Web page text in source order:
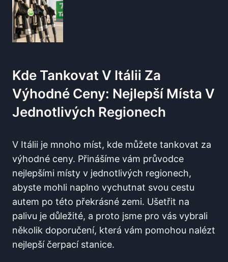
Kde⁢ Tankovat V Itálii Za
Výhodné Ceny: Nejlepší Místa ⁣v
Jednotlivých Regionech
V Itálii je mnoho míst, kde můžete tankovat za​
výhodné ceny. Přinášíme vám průvodce
nejlepšími místy ⁢v jednotlivých ​regionech,
abyste mohli naplno vychutnat⁣ svou cestu
autem po této překrásné zemi. Ušetřit na
palivu je důležité, a proto jsme ​pro⁤ vás vybrali
několik doporučení, která vám pomohou nalézt
nejlepší čerpací stanice.​